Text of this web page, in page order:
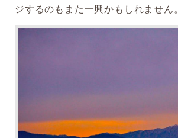
ジするのもまた一興かもしれません。